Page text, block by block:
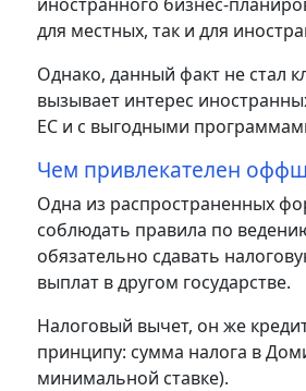
для местных, так и для
Однако, данный факт не стал
вызывает интерес
ЕС и с выгодными
Чем привлекателен
Одна из распространенных
соблюдать правила по
обязательно сдавать
выплат в другом государстве.
Налоговый вычет, он же
принципу: сумма налога в
минимальной ставке).